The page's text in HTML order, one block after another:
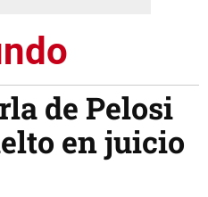
de Pelosi
en juicio